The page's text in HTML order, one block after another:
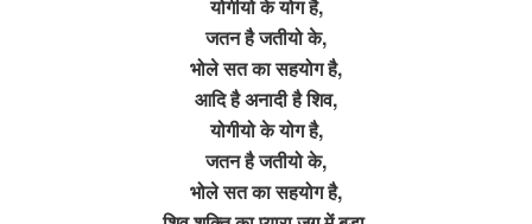
योगीयो के योग है,
जतन है जतीयो के,
भोले सत का सहयोग है,
आदि है अनादी है शिव,
योगीयो के योग है,
जतन है जतीयो के,
भोले सत का सहयोग है,